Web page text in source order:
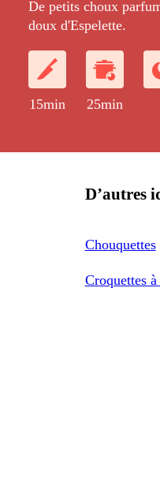
De petits choux
doux d'Espelette.
15min 25min
D’autres
Chouquettes
Croquettes